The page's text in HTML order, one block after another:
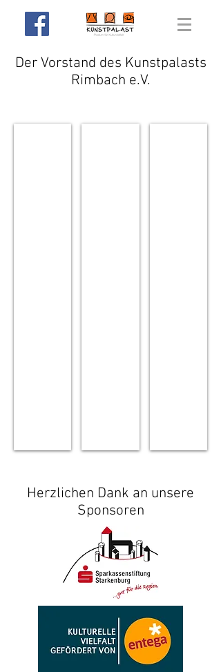
Der Vorstand des Kunstpalasts
Rimbach e.V.
Herzlichen Dank an unsere
Sponsoren